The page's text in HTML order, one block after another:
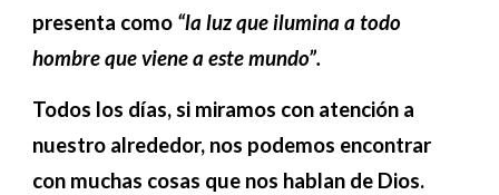
presenta como “la luz que ilumina a todo
hombre que viene a este mundo”.
Todos los días, si miramos con atención a
nuestro alrededor, nos podemos encontrar
con muchas cosas que nos hablan de Dios.